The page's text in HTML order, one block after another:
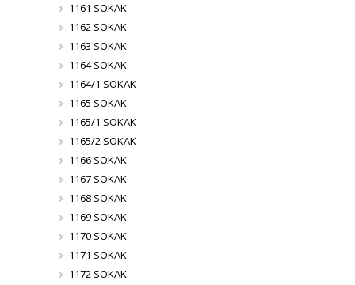
1161 SOKAK
1162 SOKAK
1163 SOKAK
1164 SOKAK
1164/1 SOKAK
1165 SOKAK
1165/1 SOKAK
1165/2 SOKAK
1166 SOKAK
1167 SOKAK
1168 SOKAK
1169 SOKAK
1170 SOKAK
1171 SOKAK
1172 SOKAK